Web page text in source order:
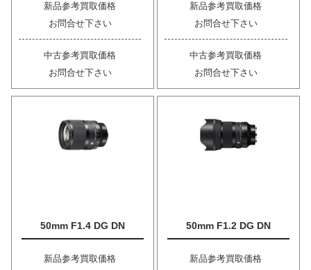
新品参考買取価格
お問合せ下さい
中古参考買取価格
お問合せ下さい
新品参考買取価格
お問合せ下さい
中古参考買取価格
お問合せ下さい
50mm F1.4 DG DN
新品参考買取価格
50mm F1.2 DG DN
新品参考買取価格